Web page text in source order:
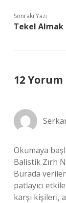
Sonraki Yazı
Tekel Almak
12 Yorum
Okumaya
Balistik Zırh
Burada
patlayıcı
karşı kişileri,